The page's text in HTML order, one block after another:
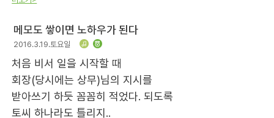
메모도 쌓이면 노하우가 된다
2016.3.19.토요일
처음 비서 일을 시작할 때
회장(당시에는 상무)님의 지시를
받아쓰기 하듯 꼼꼼히 적었다. 되도록
토씨 하나라도 틀리지..